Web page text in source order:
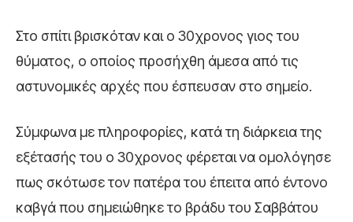
Στο σπίτι βρισκόταν και ο 30χρονος γιος του
θύματος, ο οποίος προσήχθη άμεσα από τις
αστυνομικές αρχές που έσπευσαν στο σημείο.
Σύμφωνα με πληροφορίες, κατά τη διάρκεια της
εξέτασής του ο 30χρονος φέρεται να ομολόγησε
πως σκότωσε τον πατέρα του έπειτα από έντονο
καβγά που σημειώθηκε το βράδυ του Σαββάτου